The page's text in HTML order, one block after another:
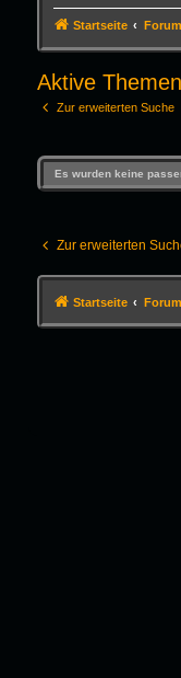
Startseite Forum
Aktive Themen
Zur erweiterten Suche
Es wurden keine
Zur erweiterten
Startseite Forum